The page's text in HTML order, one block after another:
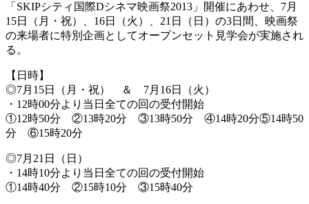
「SKIPシティ国際Dシネマ映画祭2013」開催にあわせ、7月
15日（月・祝）、16日（火）、21日（日）の3日間、映画祭
の来場者に特別企画としてオープンセット見学会が実施され
る。
【日時】
◎7月15日（月・祝） ＆ 7月16日（火）
・12時00分より当日全ての回の受付開始
①12時50分 ②13時20分 ③13時50分 ④14時20分⑤14時50
分 ⑥15時20分
◎7月21日（日）
・14時10分より当日全ての回の受付開始
①14時40分 ②15時10分 ③15時40分